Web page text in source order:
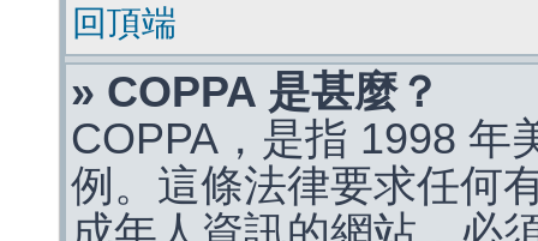
回頂端
» COPPA 是甚麼？
COPPA，是指 1998 年
例。這條法律要求任何